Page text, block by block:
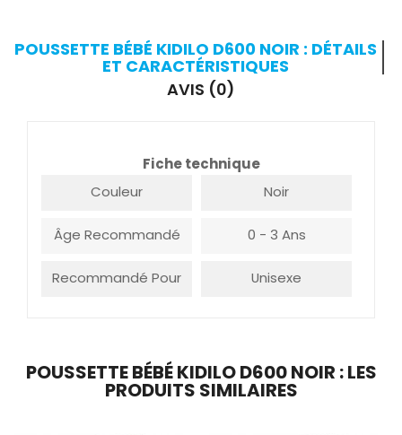
POUSSETTE BÉBÉ KIDILO D600 NOIR : DÉTAILS
ET CARACTÉRISTIQUES
AVIS (0)
Fiche technique
Couleur
Noir
Âge Recommandé 0 - 3 Ans
Recommandé Pour Unisexe
POUSSETTE BÉBÉ KIDILO D600 NOIR : LES
PRODUITS SIMILAIRES